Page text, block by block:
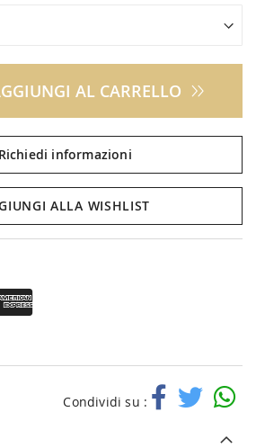
AL CARRELLO
Richiedi informazioni
ALLA WISHLIST
Condividi su :